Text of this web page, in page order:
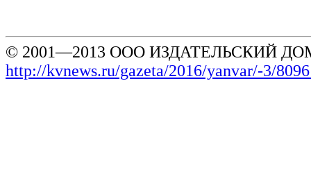
© 2001—2013 ООО ИЗДАТЕЛЬСКИЙ
http://kvnews.ru/gazeta/2016/yanvar/-3/